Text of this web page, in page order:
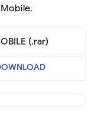
(.rar)